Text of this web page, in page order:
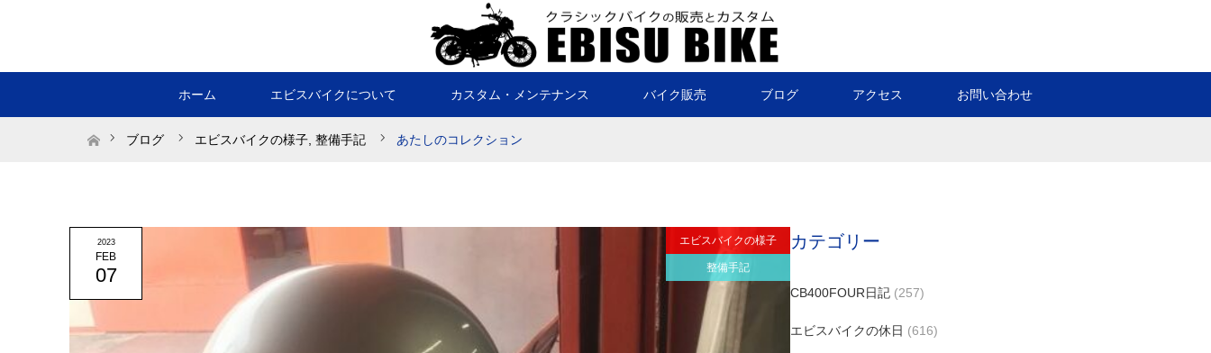
ホーム エビスバイクについて カスタム・メンテナンス バイク販売 ブログ アクセス お問い合わせ
ホームブログ エビスバイクの様子 整備手記 あたしのコレクション
2023
FEB
07
エビスバイクの様子
整備手記
カテゴリー
CB400FOUR日記 (257)
エビスバイクの休日 (616)